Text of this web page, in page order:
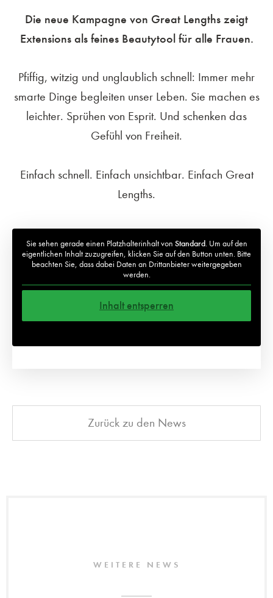
Die neue Kampagne von Great Lengths zeigt
Extensions als feines Beautytool für alle Frauen.
Pfiffig, witzig und unglaublich schnell: Immer mehr
smarte Dinge begleiten unser Leben. Sie machen es
leichter. Sprühen von Esprit. Und schenken das
Gefühl von Freiheit.
Einfach schnell. Einfach unsichtbar. Einfach Great
Lengths.
Sie sehen gerade einen Platzhalterinhalt von Standard. Um auf den
eigentlichen Inhalt zuzugreifen, klicken Sie auf den Button unten. Bitte
beachten Sie, dass dabei Daten an Drittanbieter weitergegeben
werden.
Inhalt entsperren
Zurück zu den News
WEITERE NEWS